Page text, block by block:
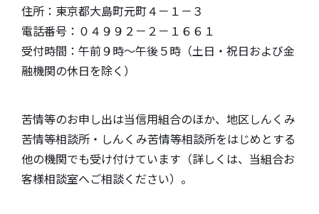
住所：東京都大島町元町４－１－３
電話番号：０４９９２－２－１６６１
受付時間：午前９時～午後５時（土日・祝日および金
融機関の休日を除く）
苦情等のお申し出は当信用組合のほか、地区しんくみ
苦情等相談所・しんくみ苦情等相談所をはじめとする
他の機関でも受け付けています（詳しくは、当組合お
客様相談室へご相談ください）。